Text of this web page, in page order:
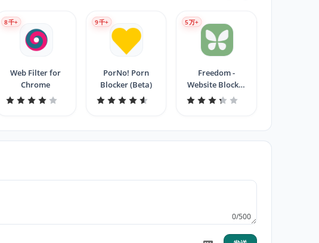
Web Filter for
Chrome
8千+
PorNo! Porn
Blocker (Beta)
9千+
Freedom -
Website Blocker
for Chrome
5万+
0/500